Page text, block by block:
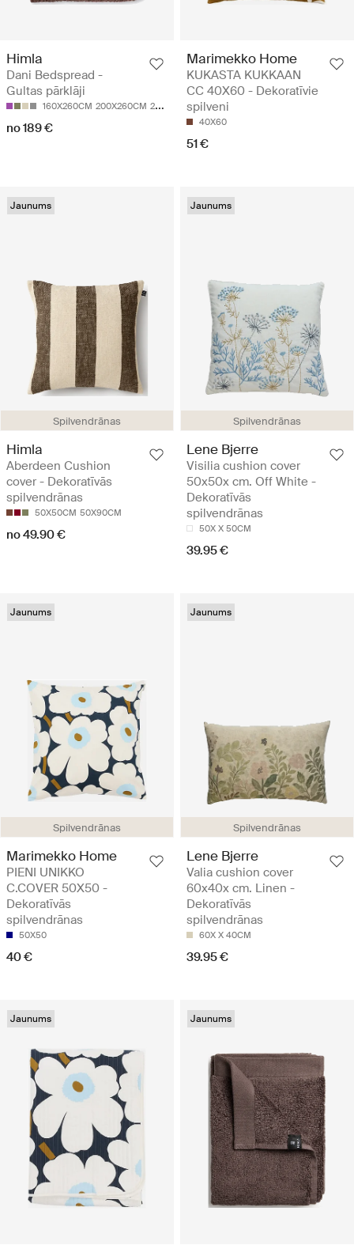
Himla
Dani Bedspread -
Gultas pārklāji
160X260CM 200X260CM 260X260CM
no 189 €
Marimekko Home
KUKASTA KUKKAAN
CC 40X60 - Dekoratīvie
spilveni
40X60
51 €
Spilvendrānas
Jaunums
Himla
Aberdeen Cushion
cover - Dekoratīvās
spilvendrānas
50X50CM 50X90CM
no 49.90 €
Spilvendrānas
Jaunums
Lene Bjerre
Visilia cushion cover
50x50x cm. Off White -
Dekoratīvās
spilvendrānas
50X X 50CM
39.95 €
Spilvendrānas
Jaunums
Marimekko Home
PIENI UNIKKO
C.COVER 50X50 -
Dekoratīvās
spilvendrānas
50X50
40 €
Spilvendrānas
Jaunums
Lene Bjerre
Valia cushion cover
60x40x cm. Linen -
Dekoratīvās
spilvendrānas
60X X 40CM
39.95 €
Jaunums Jaunums